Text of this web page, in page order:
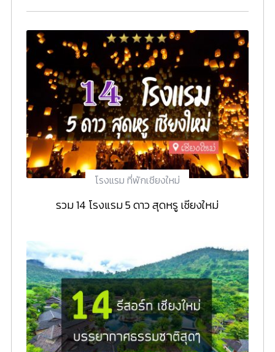
โรงแรม ที่พักเชียงใหม่
รวม 14 โรงแรม 5 ดาว สุดหรู เชียงใหม่